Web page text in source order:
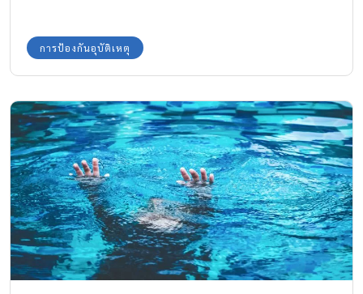
การป้องกันอุบัติเหตุ